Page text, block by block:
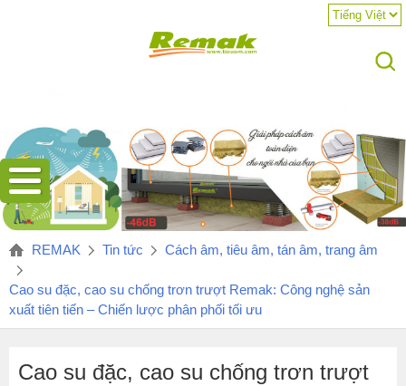
REMAK Tin tức Cách âm, tiêu âm, tán âm, trang âm
Cao su đặc, cao su chống trơn trượt Remak: Công nghệ sản
xuất tiên tiến – Chiến lược phân phối tối ưu
Cao su đặc, cao su chống trơn trượt
Hotline: